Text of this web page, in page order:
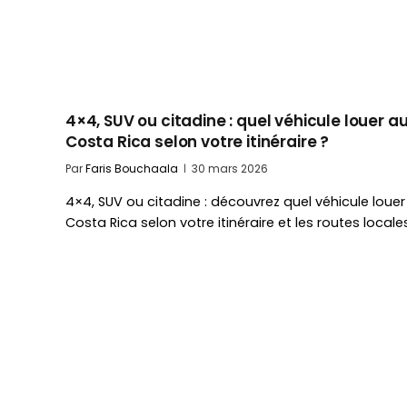
4×4, SUV ou citadine : quel véhicule louer au
Costa Rica selon votre itinéraire ?
ParFaris Bouchaala 30 mars 2026
4×4, SUV ou citadine : découvrez quel véhicule
Costa Rica selon votre itinéraire et les routes